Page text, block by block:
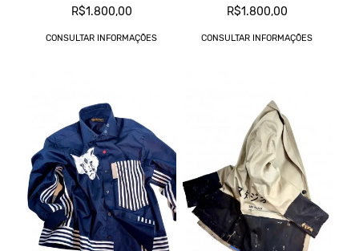
R$1.800,00
CONSULTAR INFORMAÇÕES
R$1.800,00
CONSULTAR INFORMAÇÕES